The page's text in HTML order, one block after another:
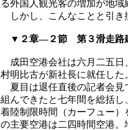
る外国人観光客の増加が地
しかし、こんなことと引き
▼２章―２節 第３滑走路
成田空港会社は六月二五日
村明比古が新社長に就任した
夏目は退任直後の記者会見
組んできたと七年間を総括
着陸制限時間（カーフュー
の主要空港は二四時間空港